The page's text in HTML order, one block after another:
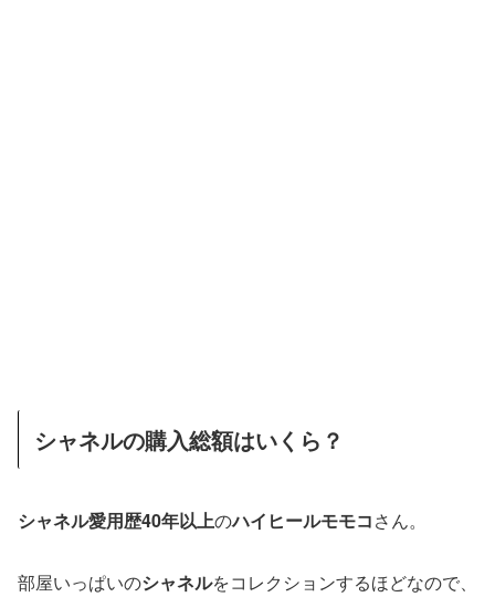
シャネルの購入総額はいくら？
シャネル愛用歴40年以上のハイヒールモモコさん。
部屋いっぱいのシャネルをコレクションするほどなので、